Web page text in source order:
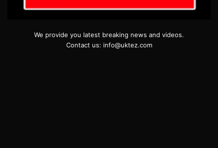
We provide you latest breaking news and videos.
Contact us: info@uktez.com